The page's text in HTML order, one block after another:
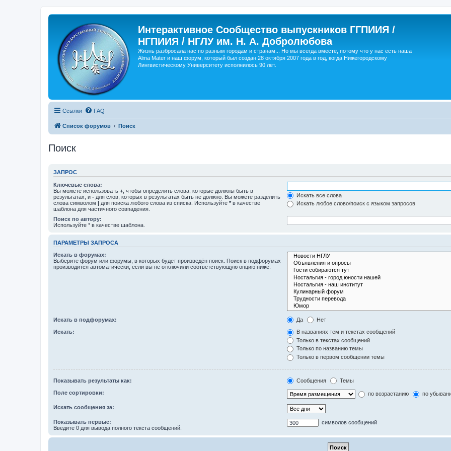
Интерактивное Сообщество выпускников ГГПИИЯ /
НГПИИЯ / НГЛУ им. Н. А. Добролюбова
Жизнь разбросала нас по разным городам и странам... Но мы всегда вместе, потому что у нас есть наша
Alma Mater и наш форум, который был создан 28 октября 2007 года в год, когда Нижегородскому
Лингвистическому Университету исполнилось 90 лет.
Ссылки FAQ
Список форумов Поиск
Поиск
ЗАПРОС
Ключевые слова:
Вы можете использовать + , чтобы определить слова, которые должны быть в
результатах, и - для слов, которых в результатах быть не должно. Вы можете разделить
слова символом | для поиска любого слова из списка. Используйте * в качестве
шаблона для частичного совпадения.
Искать все слова
Искать любое слово/поиск с языком запросов
Поиск по автору:
Используйте * в качестве шаблона.
ПАРАМЕТРЫ ЗАПРОСА
Искать в форумах:
Выберите форум или форумы, в которых будет произведён поиск. Поиск в подфорумах
производится автоматически, если вы не отключили соответствующую опцию ниже.
Искать в подфорумах: Да Нет
Искать:
В названиях тем и текстах сообщений
Только в текстах сообщений
Только по названию темы
Только в первом сообщении темы
Показывать результаты как: Сообщения Темы
Поле сортировки: по возрастанию по
Искать сообщения за:
Показывать первые:
Введите 0 для вывода полного текста сообщений.
символов сообщений